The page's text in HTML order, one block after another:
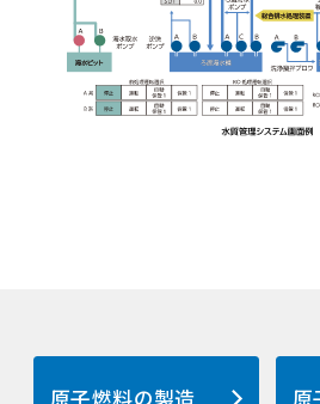
原子燃料の製造 原